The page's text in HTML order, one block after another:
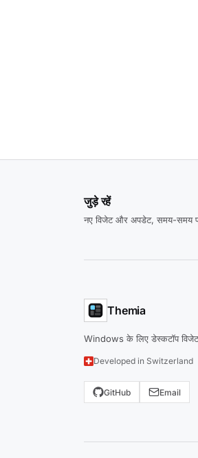
जुड़े रहें
नए विजेट और अपडेट, समय-समय
Themia
Windows के लिए डेस्कटॉप
Developed in Switzerland
GitHub Email